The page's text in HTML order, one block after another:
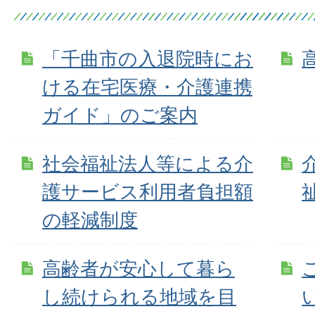
「千曲市の入退院時にお
ける在宅医療・介護連携
ガイド」のご案内
社会福祉法人等による介
護サービス利用者負担額
の軽減制度
高齢者が安心して暮ら
し続けられる地域を目